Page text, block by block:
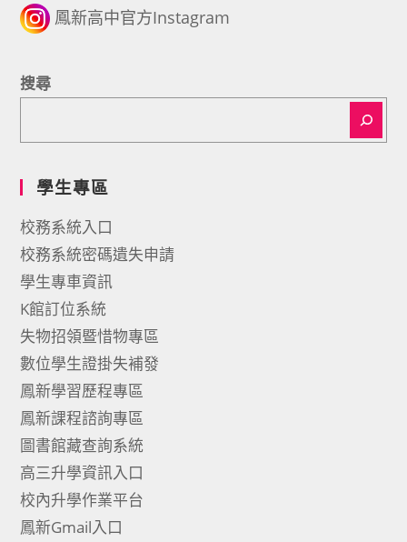
鳳新高中官方Instagram
搜尋
學生專區
校務系統入口
校務系統密碼遺失申請
學生專車資訊
K館訂位系統
失物招領暨惜物專區
數位學生證掛失補發
鳳新學習歷程專區
鳳新課程諮詢專區
圖書館藏查詢系統
高三升學資訊入口
校內升學作業平台
鳳新Gmail入口